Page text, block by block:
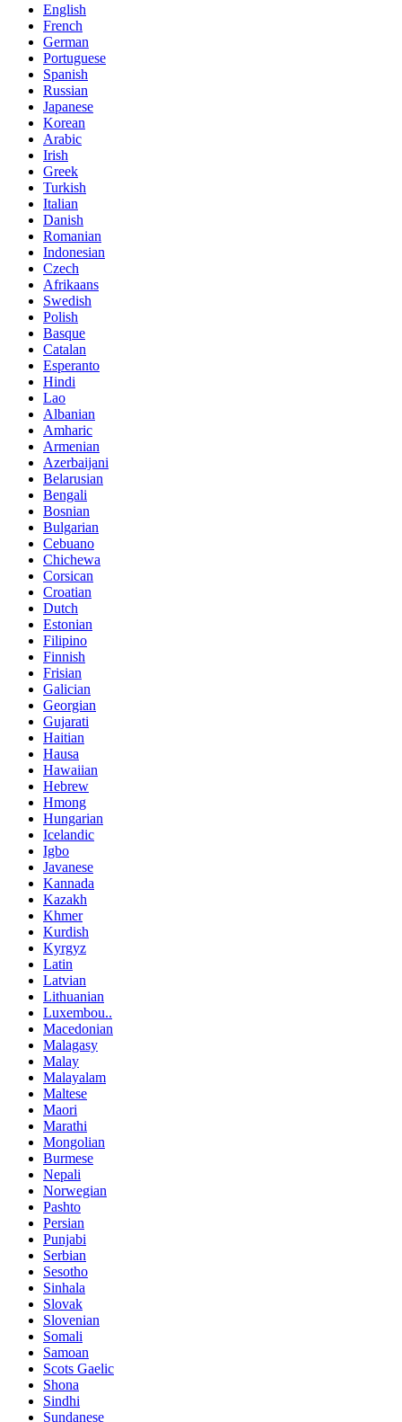
English
French
German
Portuguese
Spanish
Russian
Japanese
Korean
Arabic
Irish
Greek
Turkish
Italian
Danish
Romanian
Indonesian
Czech
Afrikaans
Swedish
Polish
Basque
Catalan
Esperanto
Hindi
Lao
Albanian
Amharic
Armenian
Azerbaijani
Belarusian
Bengali
Bosnian
Bulgarian
Cebuano
Chichewa
Corsican
Croatian
Dutch
Estonian
Filipino
Finnish
Frisian
Galician
Georgian
Gujarati
Haitian
Hausa
Hawaiian
Hebrew
Hmong
Hungarian
Icelandic
Igbo
Javanese
Kannada
Kazakh
Khmer
Kurdish
Kyrgyz
Latin
Latvian
Lithuanian
Luxembou..
Macedonian
Malagasy
Malay
Malayalam
Maltese
Maori
Marathi
Mongolian
Burmese
Nepali
Norwegian
Pashto
Persian
Punjabi
Serbian
Sesotho
Sinhala
Slovak
Slovenian
Somali
Samoan
Scots Gaelic
Shona
Sindhi
Sundanese